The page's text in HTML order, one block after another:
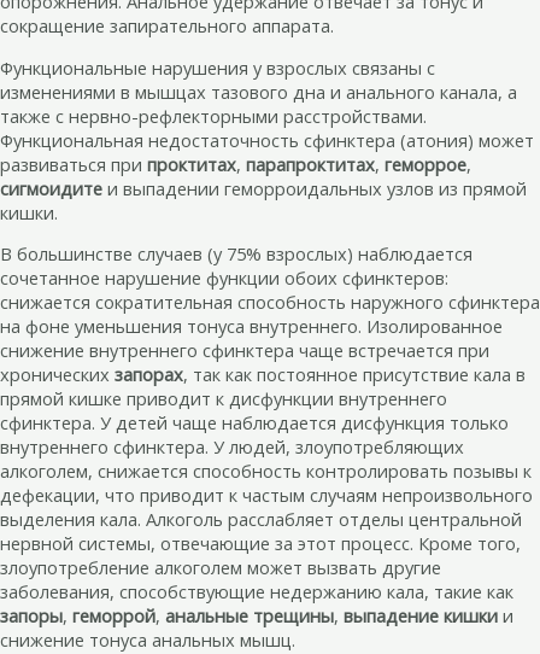
сокращение запирательного аппарата.
Функциональные нарушения у взрослых связаны с
изменениями в мышцах тазового дна и анального канала, а
также с нервно-рефлекторными расстройствами.
Функциональная недостаточность сфинктера (атония) может
развиваться при проктитах, парапроктитах, геморрое,
сигмоидите и выпадении геморроидальных узлов из прямой
кишки.
В большинстве случаев (у 75% взрослых) наблюдается
сочетанное нарушение функции обоих сфинктеров:
снижается сократительная способность наружного сфинктера
на фоне уменьшения тонуса внутреннего. Изолированное
снижение внутреннего сфинктера чаще встречается при
хронических запорах, так как постоянное присутствие кала в
прямой кишке приводит к дисфункции внутреннего
сфинктера. У детей чаще наблюдается дисфункция только
внутреннего сфинктера. У людей, злоупотребляющих
алкоголем, снижается способность контролировать позывы к
дефекации, что приводит к частым случаям непроизвольного
выделения кала. Алкоголь расслабляет отделы центральной
нервной системы, отвечающие за этот процесс. Кроме того,
злоупотребление алкоголем может вызвать другие
заболевания, способствующие недержанию кала, такие как
запоры, геморрой, анальные трещины, выпадение кишки и
снижение тонуса анальных мышц.